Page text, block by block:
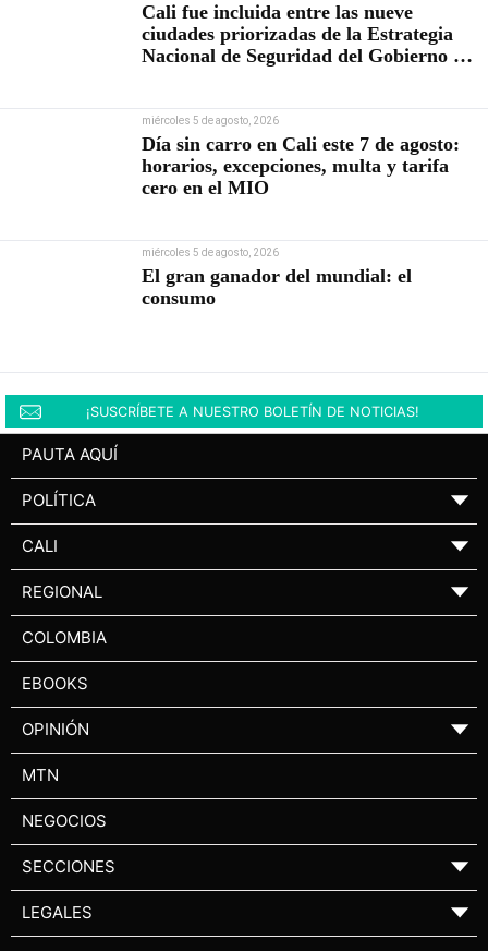
Cali fue incluida entre las nueve
ciudades priorizadas de la Estrategia
Nacional de Seguridad del Gobierno de
miércoles 5 de agosto, 2026
Día sin carro en Cali este 7 de agosto:
horarios, excepciones, multa y tarifa
cero en el MIO
miércoles 5 de agosto, 2026
El gran ganador del mundial: el
consumo
¡SUSCRÍBETE A NUESTRO BOLETÍN DE NOTICIAS!
PAUTA AQUÍ
POLÍTICA ▼
CALI ▼
REGIONAL ▼
COLOMBIA
EBOOKS
OPINIÓN ▼
MTN
NEGOCIOS
SECCIONES ▼
LEGALES ▼